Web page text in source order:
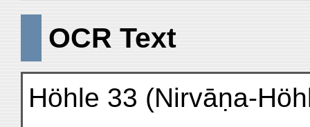
OCR Text
Höhle 33 (Nirvāṇa-